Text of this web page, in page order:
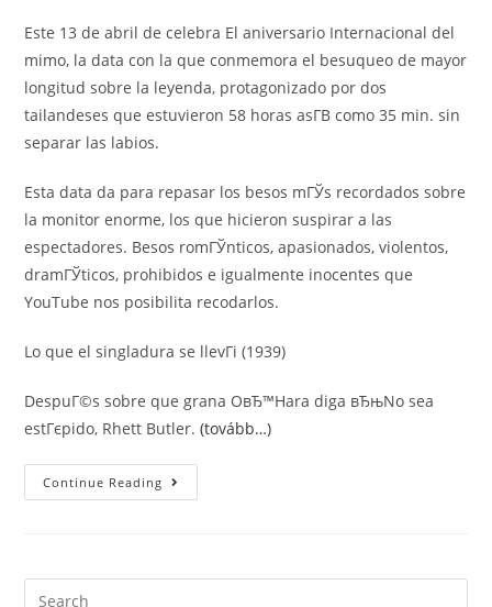
Este 13 de abril de celebra El aniversario Internacional del
mimo, la data con la que conmemora el besuqueo de mayor
longitud sobre la leyenda, protagonizado por dos
tailandeses que estuvieron 58 horas asГ­В­ como 35 min. sin
separar las labios.
Esta data da para repasar los besos mГЎs recordados sobre
la monitor enorme, los que hicieron suspirar a las
espectadores. Besos romГЎnticos, apasionados, violentos,
dramГЎticos, prohibidos e igualmente inocentes que
YouTube nos posibilita recodarlos.
Lo que el singladura se llevГі (1939)
DespuГ©s sobre que grana OвЂ™Hara diga вЂњNo sea
estГєpido, Rhett Butler.(tovább…)
Continue Reading Fecha
Internacional
Los
Search